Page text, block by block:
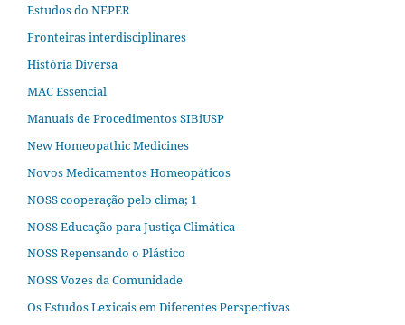
Estudos do NEPER
Fronteiras interdisciplinares
História Diversa
MAC Essencial
Manuais de Procedimentos SIBiUSP
New Homeopathic Medicines
Novos Medicamentos Homeopáticos
NOSS cooperação pelo clima; 1
NOSS Educação para Justiça Climática
NOSS Repensando o Plástico
NOSS Vozes da Comunidade
Os Estudos Lexicais em Diferentes Perspectivas